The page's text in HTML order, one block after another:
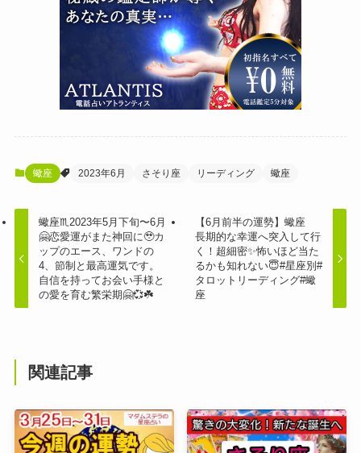
蠍座 2023年6月 さそり座 リーディング 蠍座
蠍座♏️2023年5月下旬〜6月
🤗恋愛運がまた神回に🥹カ
ップのエース、ワンドの
4、節制と最高運気です。
自信を持ってお会い手様と
の愛を育む繁栄期🤗💞☘️
【6月前半の運勢】蠍座
長期的な幸運へ突入して行
く！超細密✨怖いほど当た
るかも知れない😇#星座別#
タロットリーディング#蠍
座
関連記事